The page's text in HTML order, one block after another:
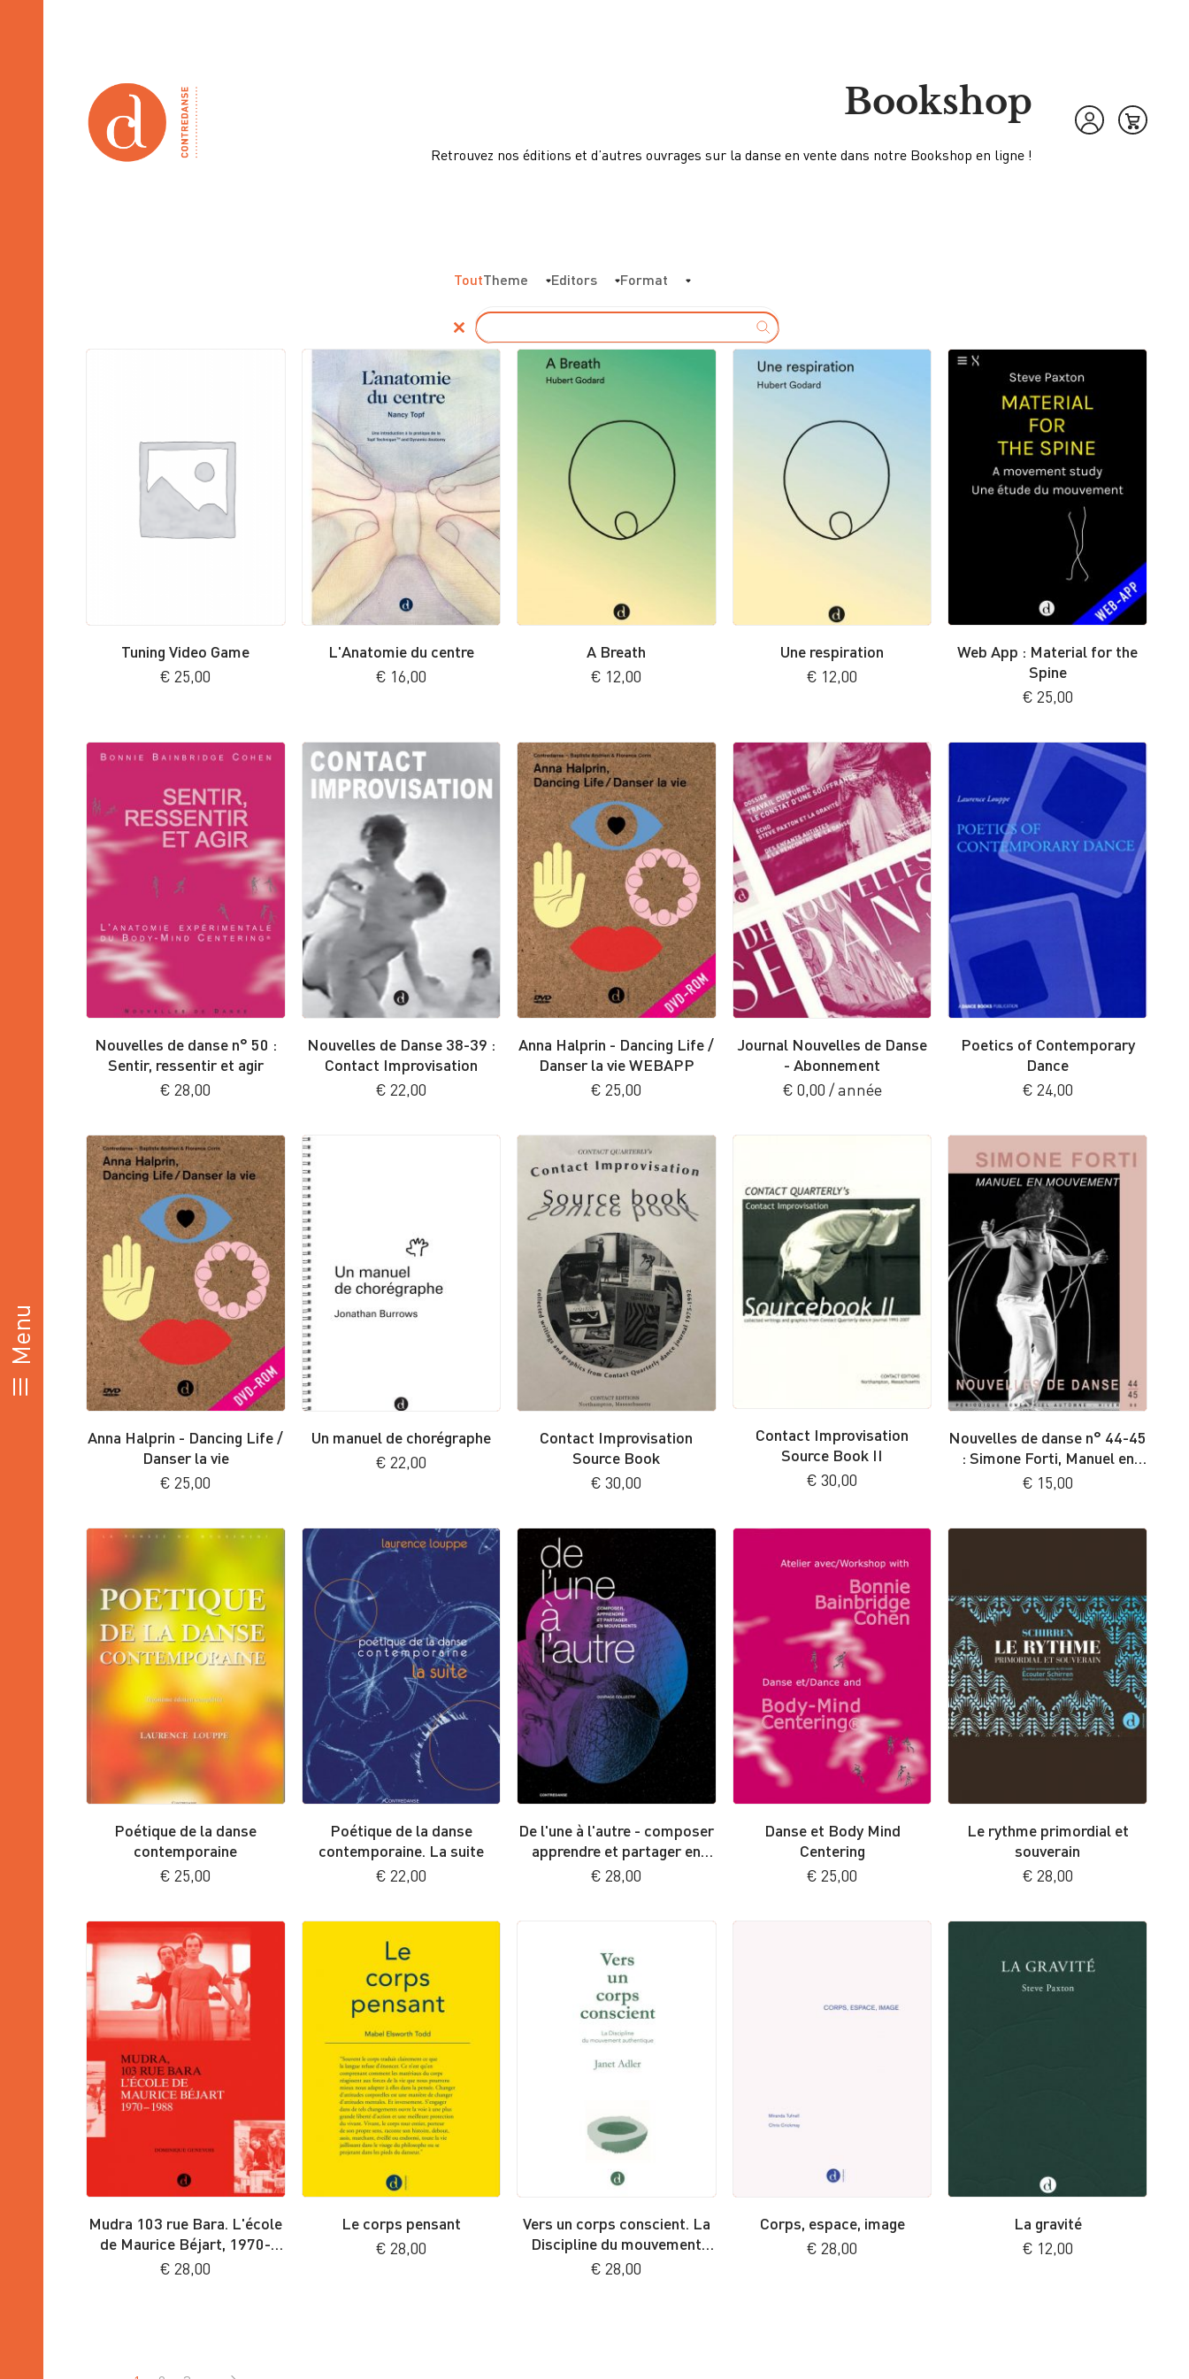
Bookshop
Retrouvez nos éditions et d’autres ouvrages sur la danse en vente dans notre Bookshop en ligne !
ToutTheme Editors Format
Tuning Video Game
€ 25,00
L'Anatomie du centre
€ 16,00
A Breath
€ 12,00
Une respiration
€ 12,00
Web App : Material for the
Spine
€ 25,00
Nouvelles de danse n° 50 :
Sentir, ressentir et agir
€ 28,00
Nouvelles de Danse 38-39 :
Contact Improvisation
€ 22,00
Anna Halprin - Dancing Life /
Danser la vie WEBAPP
€ 25,00
Journal Nouvelles de Danse
- Abonnement
€ 0,00 / année
Poetics of Contemporary
Dance
€ 24,00
Anna Halprin - Dancing Life /
Danser la vie
€ 25,00
Un manuel de chorégraphe
€ 22,00
Contact Improvisation
Source Book
€ 30,00
Contact Improvisation
Source Book II
€ 30,00
Nouvelles de danse n° 44-45
: Simone Forti, Manuel en
mouvement
€ 15,00
Poétique de la danse
contemporaine
€ 25,00
Poétique de la danse
contemporaine. La suite
€ 22,00
De l'une à l'autre - composer
apprendre et partager en
mouvements
€ 28,00
Danse et Body Mind
Centering
€ 25,00
Le rythme primordial et
souverain
€ 28,00
Mudra 103 rue Bara. L'école
de Maurice Béjart, 1970-
1988
€ 28,00
Le corps pensant
€ 28,00
Vers un corps conscient. La
Discipline du mouvement
authentique
€ 28,00
Corps, espace, image
€ 28,00
La gravité
€ 12,00